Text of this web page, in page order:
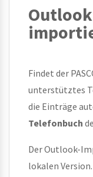
Findet der
unterstütztes
die Einträge
Telefonbuch
Der Outlook-
lokalen